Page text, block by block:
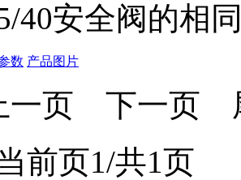
40安全阀的相
数 产品图片
一页 下一页
前页1/共1页